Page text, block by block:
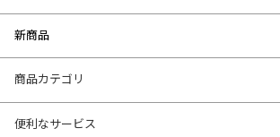
新商品
商品カテゴリ
便利なサービス